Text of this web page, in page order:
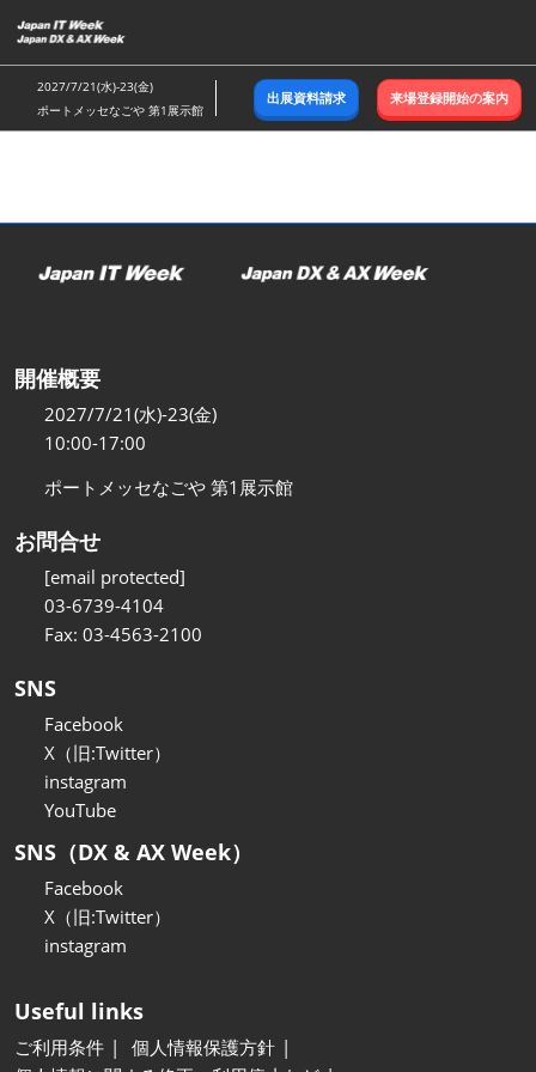
キ
ッ
し
む
2027/7/21(水)-23(金)
ポートメッセなごや 第1展示館
出展資料請求 来場登録開始の案内
開催概要
2027/7/21(水)-23(金)
10:00-17:00
ポートメッセなごや 第1展示館
お問合せ
[email protected]
03-6739-4104
Fax: 03-4563-2100
SNS
Facebook
X（旧:Twitter）
instagram
YouTube
SNS（DX & AX Week）
Facebook
X（旧:Twitter）
instagram
Useful links
ご利用条件
個人情報保護方針